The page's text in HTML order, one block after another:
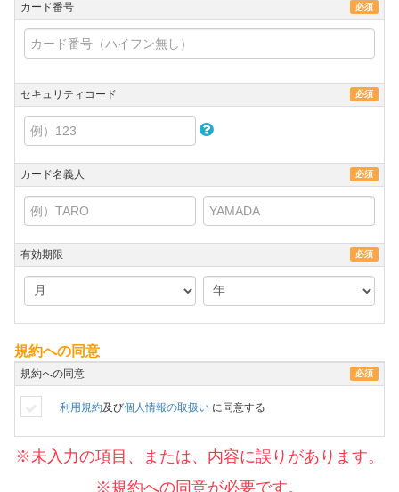
カード番号 必須
セキュリティコード 必須
カード名義人 必須
有効期限 必須
規約への同意
規約への同意 必須
利用規約及び個人情報の取扱い に同意する
※未入力の項目、または、内容に誤りがあります。
※規約への同意が必要です。